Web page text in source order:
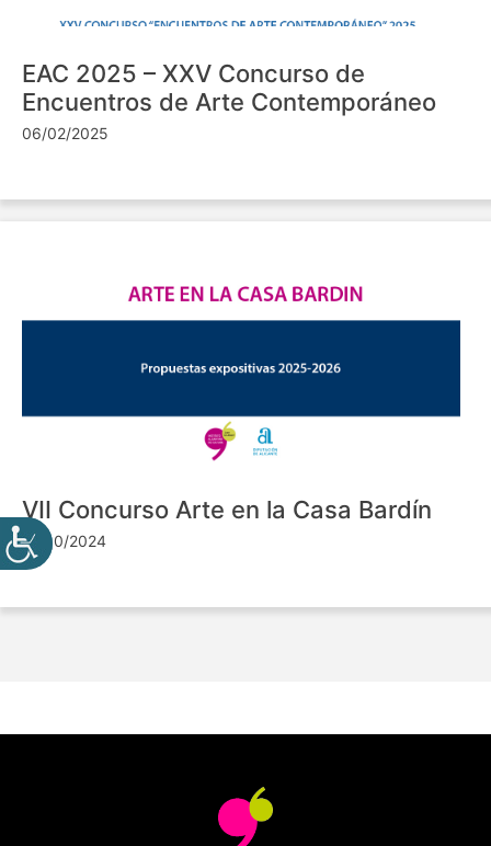
EAC 2025 – XXV Concurso de
Encuentros de Arte Contemporáneo
06/02/2025
VII Concurso Arte en la Casa Bardín
24/10/2024